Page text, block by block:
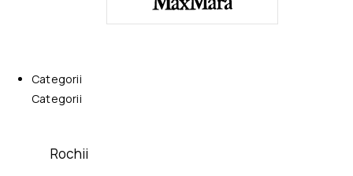
Categorii
Categorii
Rochii